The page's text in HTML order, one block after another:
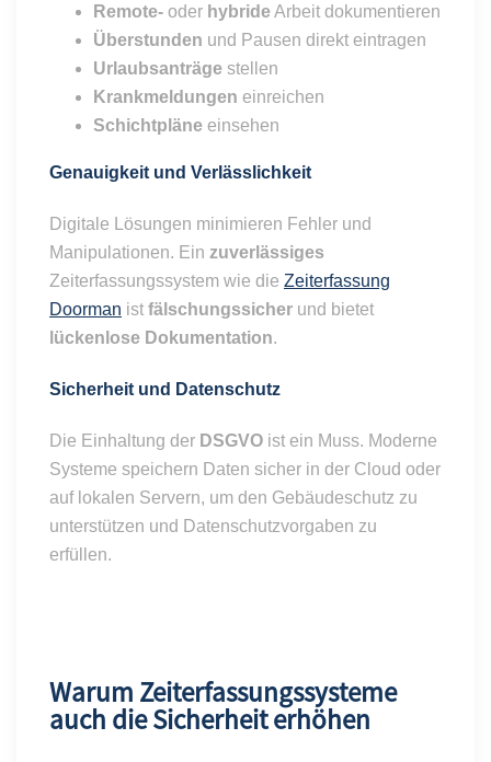
Remote- oder hybrideArbeit dokumentieren
Überstunden und Pausen direkt eintragen
Urlaubsanträge stellen
Krankmeldungen einreichen
Schichtpläne einsehen
Genauigkeit und Verlässlichkeit
Digitale Lösungen minimieren Fehler und
Manipulationen. Ein zuverlässiges
Zeiterfassungssystem wie die Zeiterfassung
Doorman ist fälschungssicher und bietet
lückenlose Dokumentation.
Sicherheit und Datenschutz
Die Einhaltung der DSGVO ist ein Muss. Moderne
Systeme speichern Daten sicher in der Cloud oder
auf lokalen Servern, um den Gebäudeschutz zu
unterstützen und Datenschutzvorgaben zu
erfüllen.
Warum Zeiterfassungssysteme
auch die Sicherheit erhöhen